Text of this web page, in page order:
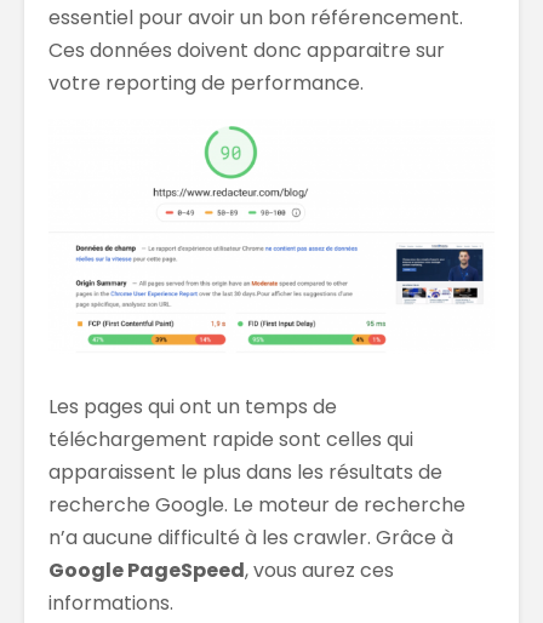
essentiel pour avoir un bon référencement.
Ces données doivent donc apparaitre sur
votre reporting de performance.
Les pages qui ont un temps de
téléchargement rapide sont celles qui
apparaissent le plus dans les résultats de
recherche Google. Le moteur de recherche
n’a aucune difficulté à les crawler. Grâce à
Google PageSpeed, vous aurez ces
informations.